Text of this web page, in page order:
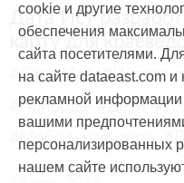
Дата Ист
карту для
#CarryMap
#Природа #Дети
#Мобильная карта
cookie и другие
обеспечения
сайта посетителями.
на сайте dataeast.com и
рекламной информации
вашими
персонализированных
нашем сайте